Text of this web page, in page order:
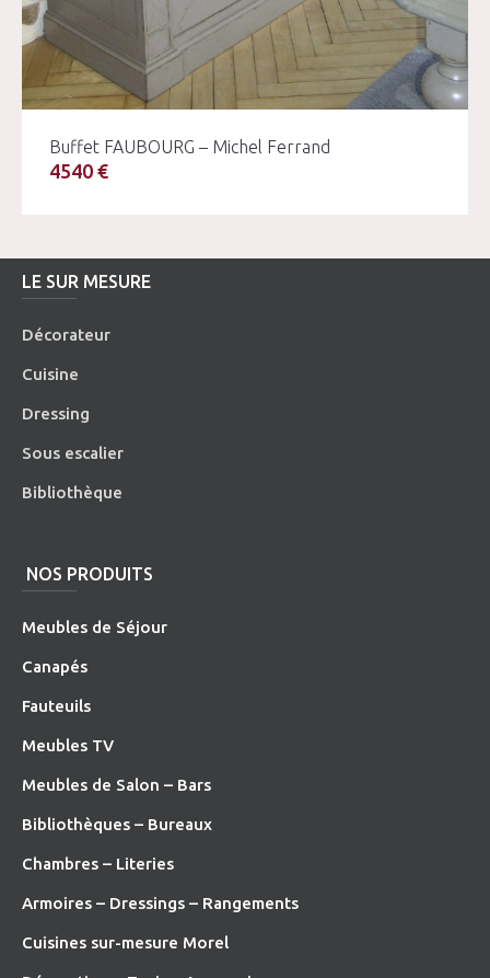
Buffet FAUBOURG – Michel Ferrand
4540 €
LE SUR MESURE
Décorateur
Cuisine
Dressing
Sous escalier
Bibliothèque
NOS PRODUITS
Meubles de Séjour
Canapés
Fauteuils
Meubles TV
Meubles de Salon – Bars
Bibliothèques – Bureaux
Chambres – Literies
Armoires – Dressings – Rangements
Cuisines sur-mesure Morel